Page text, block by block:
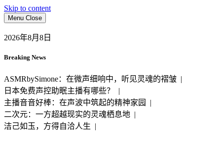
Skip to content
Menu Close
2026年8月8日
Breaking News
ASMRbySimone：在微声细响中，听见灵魂的褶皱 |
日本免费声控助眠主播有哪些？ |
主播音音好棒：在声波中筑起的精神家园 |
二次元：一方超越现实的灵魂栖息地 |
洁己如玉，方得自洽人生 |